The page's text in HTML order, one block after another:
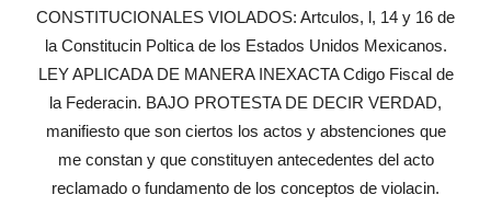
CONSTITUCIONALES VIOLADOS: Artculos, l, 14 y 16 de
la Constitucin Poltica de los Estados Unidos Mexicanos.
LEY APLICADA DE MANERA INEXACTA Cdigo Fiscal de
la Federacin. BAJO PROTESTA DE DECIR VERDAD,
manifiesto que son ciertos los actos y abstenciones que
me constan y que constituyen antecedentes del acto
reclamado o fundamento de los conceptos de violacin.